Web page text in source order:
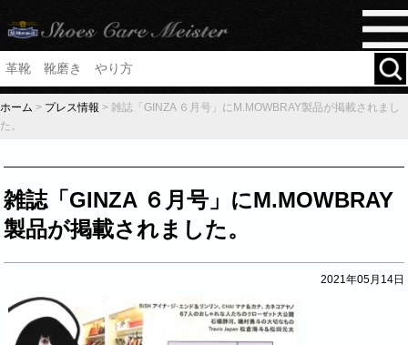
ホーム > プレス情報 > 雑誌「GINZA ６月号」にM.MOWBRAY製品が掲載されまし
た。
雑誌「GINZA ６月号」にM.MOWBRAY
製品が掲載されました。
2021年05月14日